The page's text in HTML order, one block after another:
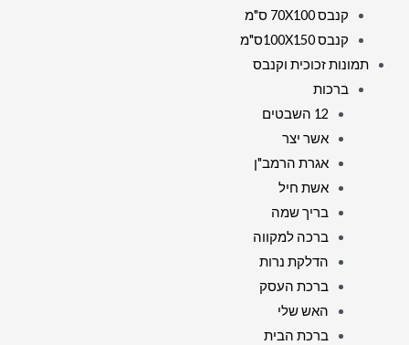
קנבס 70X100 ס"מ
קנבס 100X150ס"מ
תמונות זכוכית וקנבס
ברכות
12 השבטים
אשר יצר
אגרת הרמב"ן
אשת חיל
בריך שמה
ברכה למקווה
הדלקת נרות
ברכת העסק
האש שלי
ברכת הבית